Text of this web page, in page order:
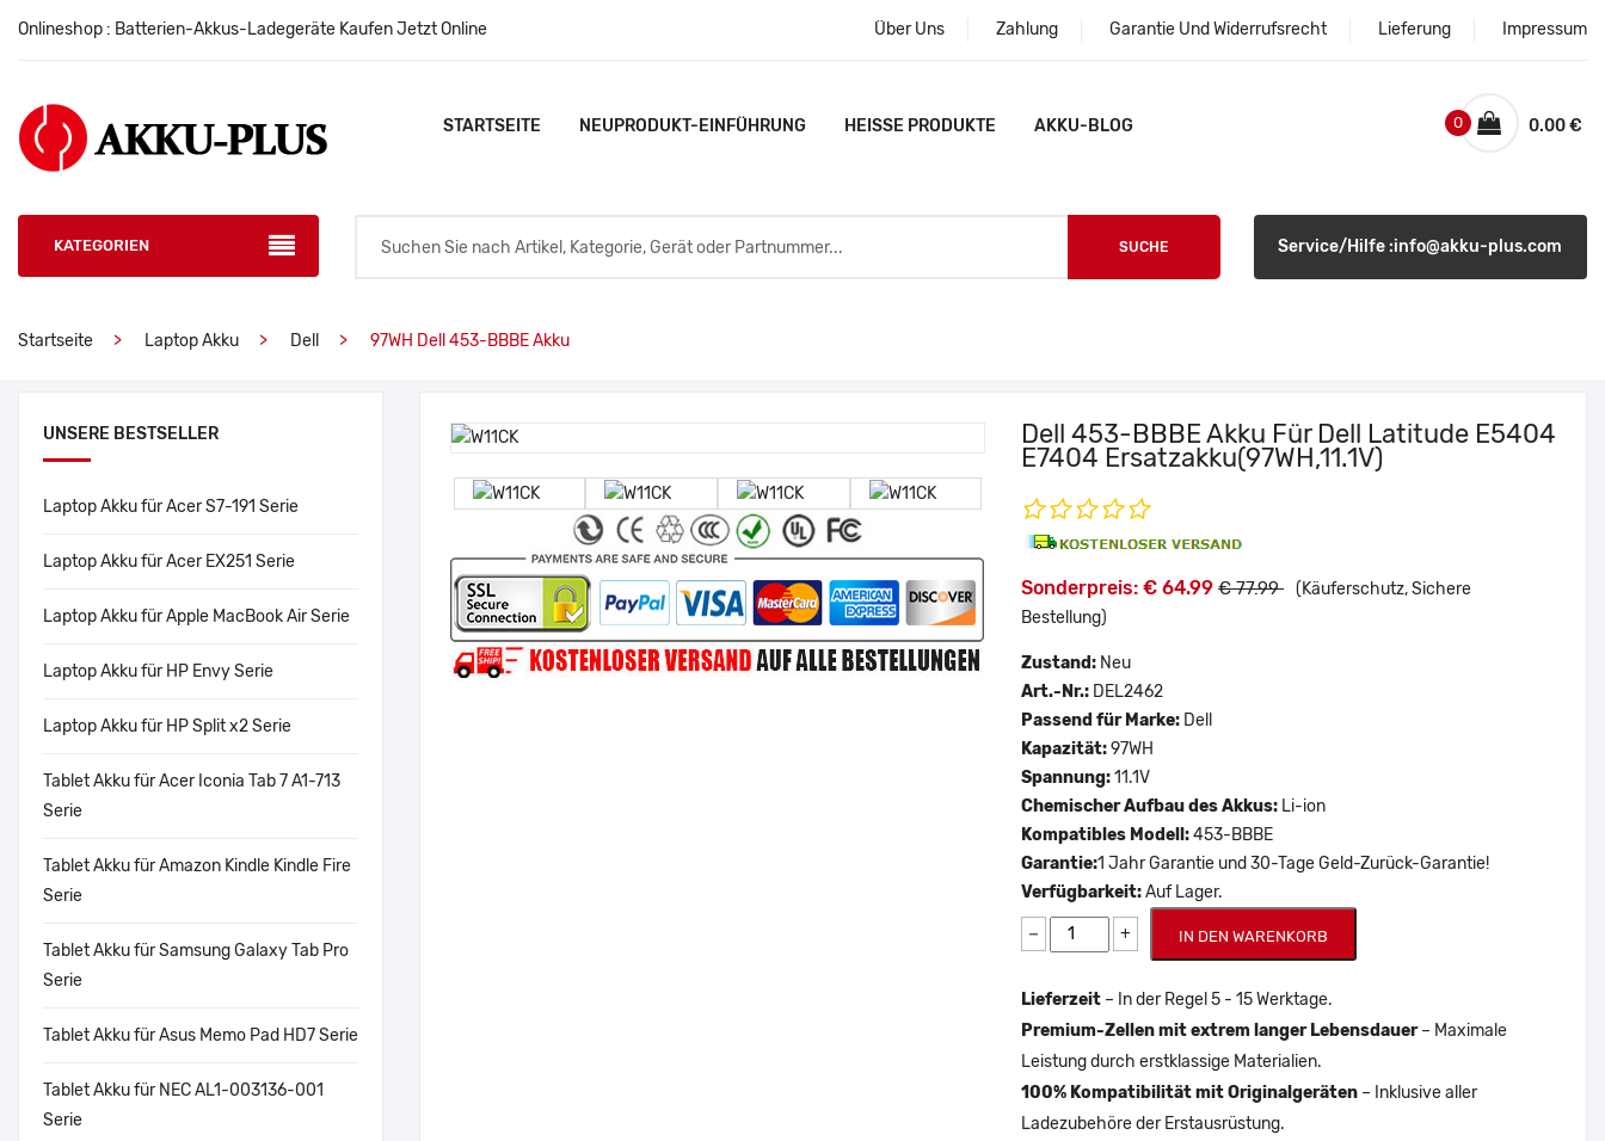
Onlineshop : Batterien-Akkus-Ladegeräte Kaufen Jetzt Online Über Uns Zahlung Garantie Und Widerrufsrecht Lieferung Impressum
STARTSEITE NEUPRODUKT-EINFÜHRUNG HEISSE PRODUKTE AKKU-BLOG 0.00 €
0
KATEGORIEN SUCHE Service/Hilfe :info@akku-plus.com
Startseite Laptop Akku Dell 97WH Dell 453-BBBE Akku
UNSERE BESTSELLER
Laptop Akku für Acer S7-191 Serie
Laptop Akku für Acer EX251 Serie
Laptop Akku für Apple MacBook Air Serie
Laptop Akku für HP Envy Serie
Laptop Akku für HP Split x2 Serie
Tablet Akku für Acer Iconia Tab 7 A1-713
Serie
Tablet Akku für Amazon Kindle Kindle Fire
Serie
Tablet Akku für Samsung Galaxy Tab Pro
Serie
Tablet Akku für Asus Memo Pad HD7 Serie
Tablet Akku für NEC AL1-003136-001
Serie
Dell 453-BBBE Akku Für Dell Latitude E5404
E7404 Ersatzakku(97WH,11.1V)
Sonderpreis: € 64.99 € 77.99 (Käuferschutz, Sichere
Bestellung)
Zustand: Neu
Art.-Nr.: DEL2462
Passend für Marke: Dell
Kapazität:97WH
Spannung:11.1V
Chemischer Aufbau des Akkus: Li-ion
Kompatibles Modell:453-BBBE
Garantie:1 Jahr Garantie und 30-Tage Geld-Zurück-Garantie!
Verfügbarkeit:Auf Lager.
− + IN DEN WARENKORB
Lieferzeit – In der Regel 5 - 15 Werktage.
Premium-Zellen mit extrem langer Lebensdauer– Maximale
Leistung durch erstklassige Materialien.
100% Kompatibilität mit Originalgeräten – Inklusive aller
Ladezubehöre der Erstausrüstung.